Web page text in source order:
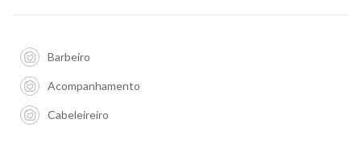
Barbeiro
Acompanhamento
Cabeleireiro